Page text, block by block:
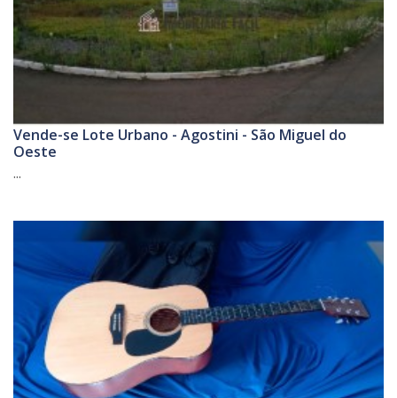
Vende-se Lote Urbano - Agostini - São Miguel do
Oeste
...